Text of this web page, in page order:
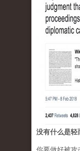
没有什么是轻